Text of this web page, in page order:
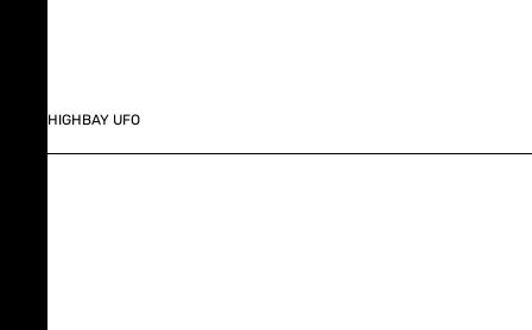
HIGHBAY UFO